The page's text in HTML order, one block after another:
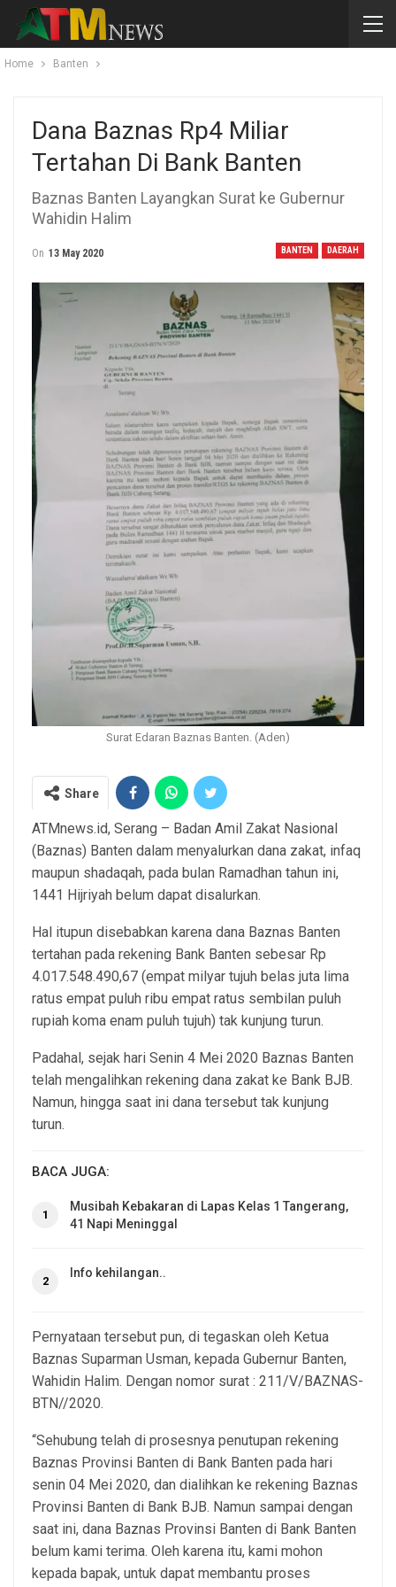
Home Banten
Dana Baznas Rp4 Miliar
Tertahan Di Bank Banten
Baznas Banten Layangkan Surat ke Gubernur
Wahidin Halim
BANTEN DAERAH
On 13 May 2020
Surat Edaran Baznas Banten. (Aden)
Share
ATMnews.id, Serang – Badan Amil Zakat Nasional
(Baznas) Banten dalam menyalurkan dana zakat, infaq
maupun shadaqah, pada bulan Ramadhan tahun ini,
1441 Hijriyah belum dapat disalurkan.
Hal itupun disebabkan karena dana Baznas Banten
tertahan pada rekening Bank Banten sebesar Rp
4.017.548.490,67 (empat milyar tujuh belas juta lima
ratus empat puluh ribu empat ratus sembilan puluh
rupiah koma enam puluh tujuh) tak kunjung turun.
Padahal, sejak hari Senin 4 Mei 2020 Baznas Banten
telah mengalihkan rekening dana zakat ke Bank BJB.
Namun, hingga saat ini dana tersebut tak kunjung
turun.
BACA JUGA:
1
Musibah Kebakaran di Lapas Kelas 1 Tangerang,
41 Napi Meninggal
2
Info kehilangan..
Pernyataan tersebut pun, di tegaskan oleh Ketua
Baznas Suparman Usman, kepada Gubernur Banten,
Wahidin Halim. Dengan nomor surat : 211/V/BAZNAS-
BTN//2020.
“Sehubung telah di prosesnya penutupan rekening
Baznas Provinsi Banten di Bank Banten pada hari
senin 04 Mei 2020, dan dialihkan ke rekening Baznas
Provinsi Banten di Bank BJB. Namun sampai dengan
saat ini, dana Baznas Provinsi Banten di Bank Banten
belum kami terima. Oleh karena itu, kami mohon
kepada bapak, untuk dapat membantu proses